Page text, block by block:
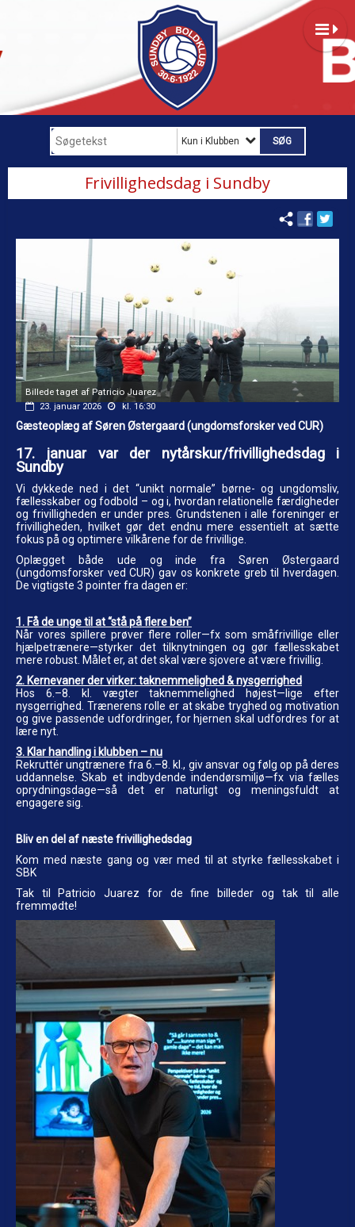
Kun i Klubben
Frivillighedsdag i Sundby
Billede taget af Patricio Juarez
23. januar 2026 kl. 16:30
Gæsteoplæg af Søren Østergaard (ungdomsforsker ved CUR)
17. januar var der nytårskur/frivillighedsdag i
Sundby
Vi dykkede ned i det “unikt normale” børne- og ungdomsliv,
fællesskaber og fodbold – og i, hvordan relationelle færdigheder
og frivilligheden er under pres. Grundstenen i alle foreninger er
frivilligheden, hvilket gør det endnu mere essentielt at sætte
fokus på og optimere vilkårene for de frivillige.
Oplægget både ude og inde fra Søren Østergaard
(ungdomsforsker ved CUR) gav os konkrete greb til hverdagen.
De vigtigste 3 pointer fra dagen er:
1. Få de unge til at “stå på flere ben”
Når vores spillere prøver flere roller—fx som småfrivillige eller
hjælpetrænere—styrker det tilknytningen og gør fællesskabet
mere robust. Målet er, at det skal være sjovere at være frivillig.
2. Kernevaner der virker: taknemmelighed & nysgerrighed
Hos 6.–8. kl. vægter taknemmelighed højest—lige efter
nysgerrighed. Trænerens rolle er at skabe tryghed og motivation
og give passende udfordringer, for hjernen skal udfordres for at
lære nyt.
3. Klar handling i klubben – nu
Rekruttér ungtrænere fra 6.–8. kl., giv ansvar og følg op på deres
uddannelse. Skab et indbydende indendørsmiljø—fx via fælles
oprydningsdage—så det er naturligt og meningsfuldt at
engagere sig.
Bliv en del af næste frivillighedsdag
Kom med næste gang og vær med til at styrke fællesskabet i
SBK
Tak til Patricio Juarez for de fine billeder og tak til alle
fremmødte!